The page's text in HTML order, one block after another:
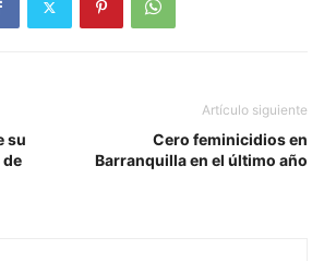
su
de
Artículo siguiente
Cero feminicidios en
Barranquilla en el último año